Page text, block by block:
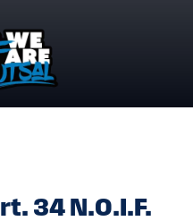
34 N.O.I.F.